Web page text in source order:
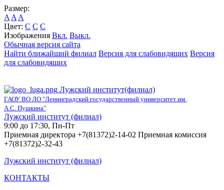
Размер:
A A A
Цвет: C C C
Изображения Вкл. Выкл.
Обычная версия сайта
Найти ближайший филиал Версия для слабовидящих Версия
для слабовидящих
Лужский институт(филиал)
ГАОУ ВО ЛО "Ленинградский государственный университет им.
А.С. Пушкина"
Лужский институт (филиал)
9:00 до 17:30, Пн-Пт
Приемная директора +7(81372)2-14-02 Приемная комиссия
+7(81372)2-32-43
Лужский институт (филиал)
КОНТАКТЫ